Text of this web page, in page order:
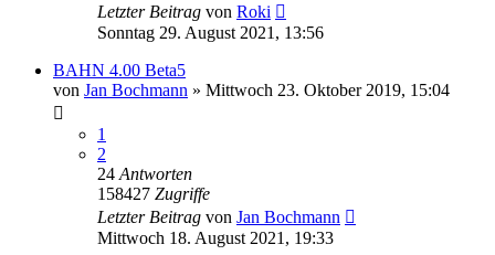
Letzter Beitrag von Roki
Sonntag 29. August 2021, 13:56
BAHN 4.00 Beta5
von Jan Bochmann » Mittwoch 23. Oktober 2019, 15:04
1
2
24 Antworten
158427 Zugriffe
Letzter Beitrag von Jan Bochmann
Mittwoch 18. August 2021, 19:33